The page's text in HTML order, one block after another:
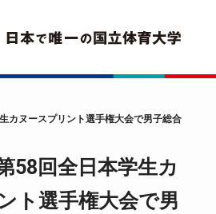
カヌースプリント選手権大会で男子総合
58回全日本学生カ
ト選手権大会で男